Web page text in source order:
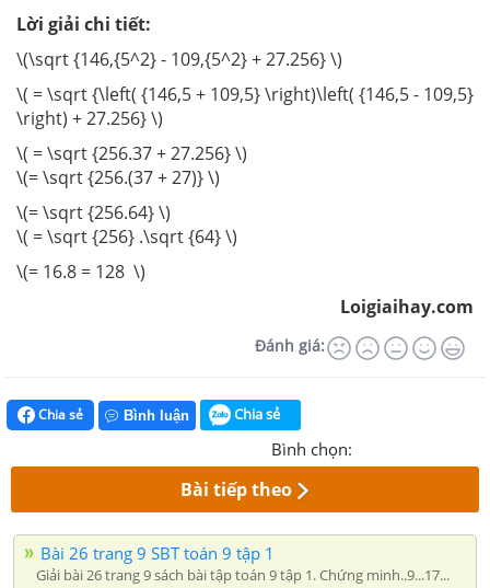
Lời giải chi tiết:
\(\sqrt {146,{5^2} - 109,{5^2} + 27.256} \)
\( = \sqrt {\left( {146,5 + 109,5} \right)\left( {146,5 - 109,5}
\right) + 27.256} \)
\( = \sqrt {256.37 + 27.256} \)
\(= \sqrt {256.(37 + 27)} \)
\(= \sqrt {256.64} \)
\( = \sqrt {256} .\sqrt {64} \)
\(= 16.8 = 128 \)
Loigiaihay.com
Đánh giá:
Chia sẻ Bình luận Chia sẻ
Bình chọn:
Bài tiếp theo
Bài 26 trang 9 SBT toán 9 tập 1
Giải bài 26 trang 9 sách bài tập toán 9 tập 1. Chứng minh..9...17...